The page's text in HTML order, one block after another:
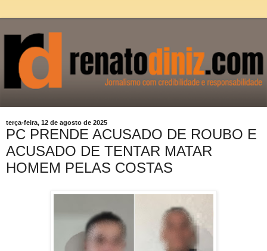
terça-feira, 12 de agosto de 2025
PC PRENDE ACUSADO DE ROUBO E
ACUSADO DE TENTAR MATAR
HOMEM PELAS COSTAS